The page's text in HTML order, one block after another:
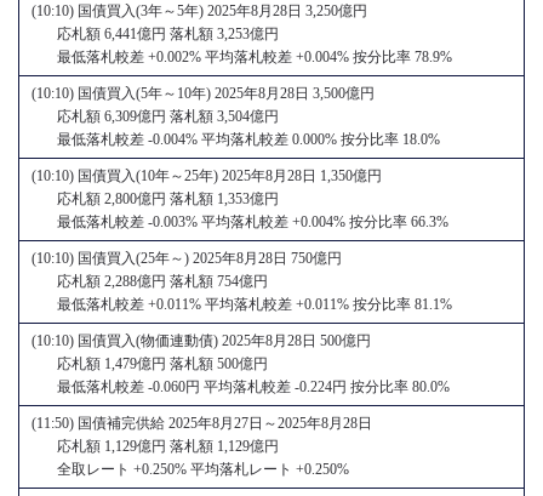
(10:10) 国債買入(3年～5年) 2025年8月28日 3,250億円
応札額 6,441億円 落札額 3,253億円
最低落札較差 +0.002% 平均落札較差 +0.004% 按分比率 78.9%
(10:10) 国債買入(5年～10年) 2025年8月28日 3,500億円
応札額 6,309億円 落札額 3,504億円
最低落札較差 -0.004% 平均落札較差 0.000% 按分比率 18.0%
(10:10) 国債買入(10年～25年) 2025年8月28日 1,350億円
応札額 2,800億円 落札額 1,353億円
最低落札較差 -0.003% 平均落札較差 +0.004% 按分比率 66.3%
(10:10) 国債買入(25年～) 2025年8月28日 750億円
応札額 2,288億円 落札額 754億円
最低落札較差 +0.011% 平均落札較差 +0.011% 按分比率 81.1%
(10:10) 国債買入(物価連動債) 2025年8月28日 500億円
応札額 1,479億円 落札額 500億円
最低落札較差 -0.060円 平均落札較差 -0.224円 按分比率 80.0%
(11:50) 国債補完供給 2025年8月27日～2025年8月28日
応札額 1,129億円 落札額 1,129億円
全取レート +0.250% 平均落札レート +0.250%